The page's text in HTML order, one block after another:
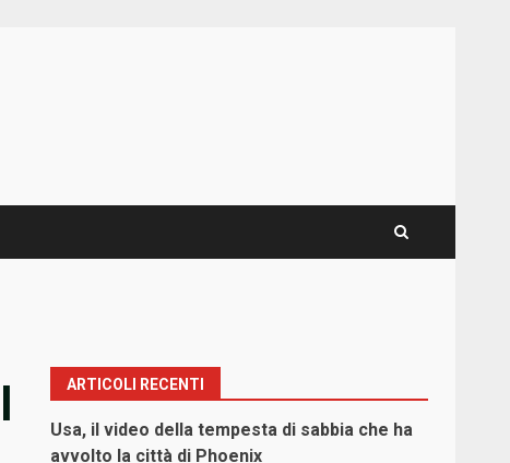
ARTICOLI RECENTI
Usa, il video della tempesta di sabbia che ha
avvolto la città di Phoenix